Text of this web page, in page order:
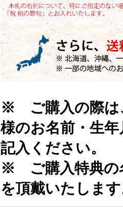
※ ご購入の際は
様のお名前・生
記入ください。
※ ご購入特典の
を頂戴いたしま